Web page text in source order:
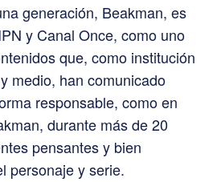
generación, Beakman, es
y Canal Once, como uno
que, como institución
medio, han comunicado
responsable, como en
durante más de 20
pensantes y bien
personaje y serie.